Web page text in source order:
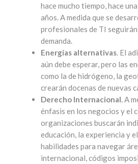
hace mucho tiempo, hace
años. A medida que se
profesionales de TI
demanda.
Energías alternativas. El
aún debe esperar, pero las
como la de hidrógeno, la
crearán docenas de nuevas
Derecho Internacional. A
énfasis en los negocios y el
organizaciones buscarán
educación, la experiencia y
habilidades para navegar
internacional, códigos